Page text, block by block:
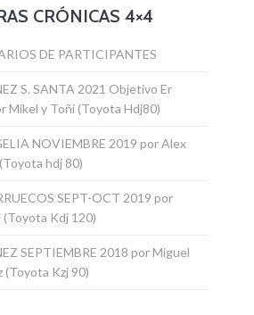
CRÓNICAS 4×4
DE PARTICIPANTES
S. SANTA 2021 Objetivo Er
Mikel y Toñi (Toyota Hdj80)
NOVIEMBRE 2019 por Alex
hdj 80)
SEPT-OCT 2019 por
(Toyota Kdj 120)
SEPTIEMBRE 2018 por Miguel
(Toyota Kzj 90)